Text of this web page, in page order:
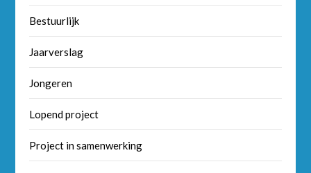
Bestuurlijk
Jaarverslag
Jongeren
Lopend project
Project in samenwerking